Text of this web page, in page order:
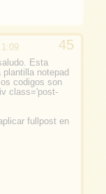
Esta
notepad
codigos son
class='post-
fullpost en